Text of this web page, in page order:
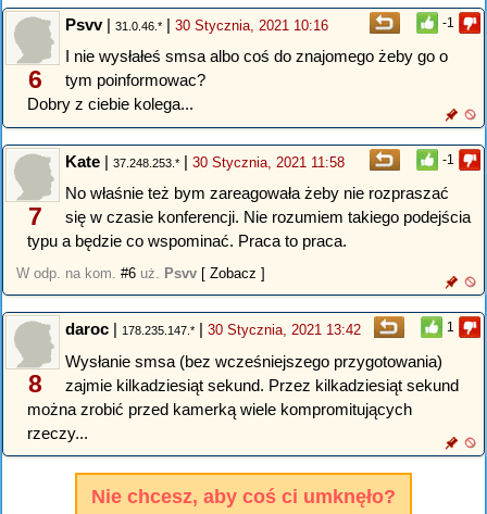
-1
6
Psvv| 31.0.46.* | 30 Stycznia, 2021 10:16
I nie wysłałeś smsa albo coś do znajomego żeby go o
tym poinformowac?
Dobry z ciebie kolega...
-1
7
Kate | 37.248.253.* | 30 Stycznia, 2021 11:58
No właśnie też bym zareagowała żeby nie rozpraszać
się w czasie konferencji. Nie rozumiem takiego podejścia
typu a będzie co wspominać. Praca to praca.
W odp. na kom. #6 uż. Psvv [ Zobacz ]
1
8
daroc | 178.235.147.* | 30 Stycznia, 2021 13:42
Wysłanie smsa (bez wcześniejszego przygotowania)
zajmie kilkadziesiąt sekund. Przez kilkadziesiąt sekund
można zrobić przed kamerką wiele kompromitujących
rzeczy...
Nie chcesz, aby coś ci umknęło?